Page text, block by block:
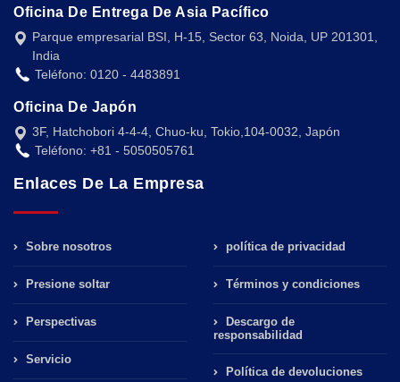
Oficina De Entrega De Asia Pacífico
Parque empresarial BSI, H-15, Sector 63, Noida, UP 201301,
India
Teléfono: 0120 - 4483891
Oficina De Japón
3F, Hatchobori 4-4-4, Chuo-ku, Tokio,104-0032, Japón
Teléfono: +81 - 5050505761
Enlaces De La Empresa
Sobre nosotros
Presione soltar
Perspectivas
Servicio
política de privacidad
Términos y condiciones
Descargo de
responsabilidad
Política de devoluciones